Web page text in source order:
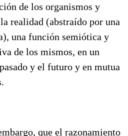
de los organismos y
realidad (abstraído por una
una función semiótica y
de los mismos, en un
y el futuro y en mutua
que el razonamiento